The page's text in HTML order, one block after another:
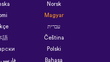
Norsk
Magyar
עברית
語 Čeština
Polski
فارسی Bahasa